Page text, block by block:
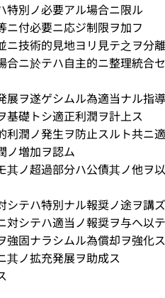
特別ノ必要アル場合ニ限ル
ニ付必要ニ応ジ制限ヲ加フ
技術的見地ヨリ見テ之ヲ分
ニ於テハ自主的ニ整理統合
ヲ遂ゲシムル為適当ナル指
基礎トシ適正利潤ヲ計上ス
潤ノ発生ヲ防止スルト共ニ
ノ増加ヲ認ム
ノ超過部分ハ公債其ノ他ヲ
シテハ特別ナル報奨ノ途ヲ講ズ
シテハ適当ノ報奨ヲ与へ以
強固ナラシムル為償却ヲ強化ス
其ノ拡充発展ヲ助成ス